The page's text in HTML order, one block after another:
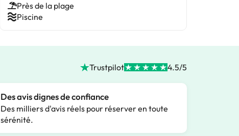
Près de la plage
Piscine
Trustpilot 4.5/5
Des avis dignes de confiance
Des milliers d'avis réels pour réserver en toute
sérénité.